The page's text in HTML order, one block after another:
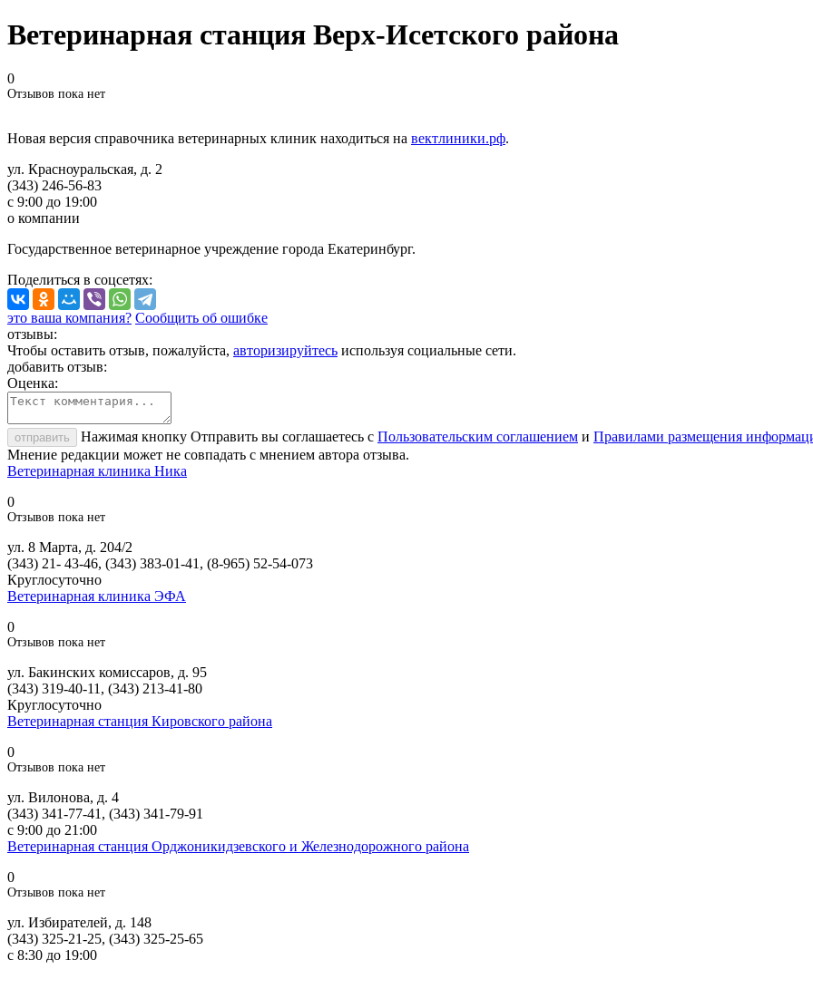
Ветеринарная станция Верх-Исетского района
0
Отзывов пока нет
Новая версия справочника ветеринарных клиник находиться на вектлиники.рф.
ул. Красноуральская, д. 2
(343) 246-56-83
с 9:00 до 19:00
о компании
Государственное ветеринарное учреждение города Екатеринбург.
Поделиться в соцсетях:
это ваша компания? Сообщить об ошибке
отзывы:
Чтобы оставить отзыв, пожалуйста, авторизируйтесь используя социальные сети.
добавить отзыв:
Оценка:
отправить Нажимая кнопку Отправить вы соглашаетесь с Пользовательским соглашением и Правилами размещения
Мнение редакции может не совпадать с мнением автора отзыва.
Ветеринарная клиника Ника
0
Отзывов пока нет
ул. 8 Марта, д. 204/2
(343) 21- 43-46, (343) 383-01-41, (8-965) 52-54-073
Круглосуточно
Ветеринарная клиника ЭФА
0
Отзывов пока нет
ул. Бакинских комиссаров, д. 95
(343) 319-40-11, (343) 213-41-80
Круглосуточно
Ветеринарная станция Кировского района
0
Отзывов пока нет
ул. Вилонова, д. 4
(343) 341-77-41, (343) 341-79-91
с 9:00 до 21:00
Ветеринарная станция Орджоникидзевского и Железнодорожного района
0
Отзывов пока нет
ул. Избирателей, д. 148
(343) 325-21-25, (343) 325-25-65
с 8:30 до 19:00